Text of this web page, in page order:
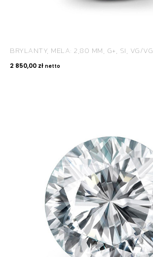
BRYLANTY, MELA: 2,80 MM, G+, SI, VG/VG
2 850,00 zł netto